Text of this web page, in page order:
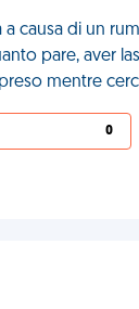
causa di un
pare, aver
mentre
0